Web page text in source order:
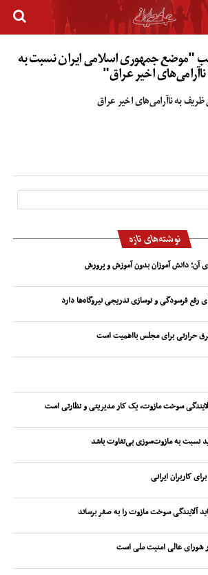
"موضع جمهوری اسلامی ایران نسبت به
ناآرامی‌های اخیر عراق"
به ناآرامی‌های اخیر عراق
نوشته‌های تازه
دانش آموزان بدون آموزش و پرورش
رفع فرسودگی و نوسازی تدریجی نیروگاه‌ها دارد
حرارتی برای مجلس بااهمیت است
سوخت مازوت، یک کار مدیریتی و نظارتی است
نسبت به مازوت‌سوزی بی‌تفاوت باشد
کاربران ایرانی
آلایندگی سوخت مازوت را به صفر برساند
شورای عالی امنیت ملی است